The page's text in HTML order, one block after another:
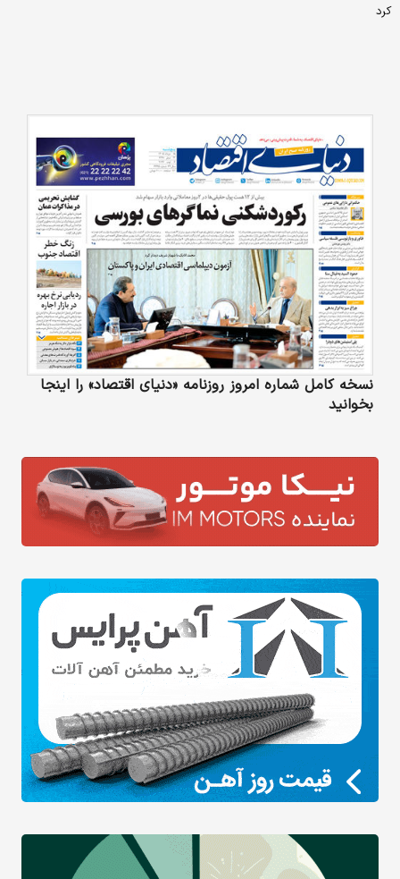
کرد
نسخه کامل شماره امروز روزنامه «دنیای‌ اقتصاد» را اینجا
بخوانید